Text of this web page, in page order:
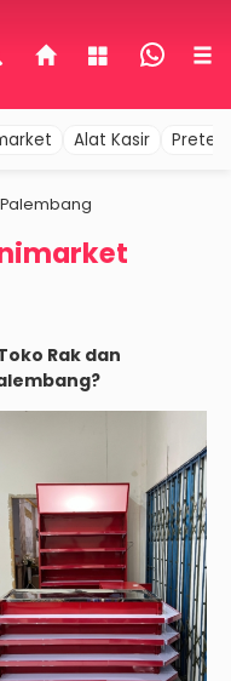
Alat Kasir
Rak dan